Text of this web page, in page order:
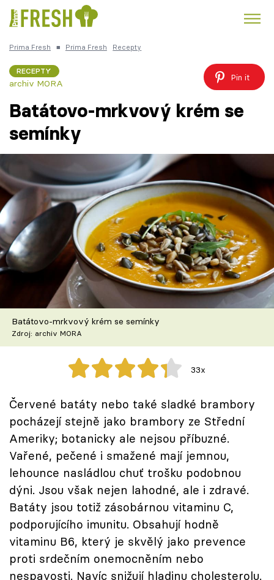
Česká kuchyně
Recepty
Články
TV Program
Škola vaření
Recepty z TV
Speciál: Cuketa
Těhotnej kuchař
Sledujte prima+
Přihlášení
Sledujte nás
Prima Fresh ■ Prima Fresh Recepty
RECEPTY
archiv MORA
Pin it
Batátovo-mrkvový krém se
semínky
Batátovo-mrkvový krém se semínky
Zdroj: archiv MORA
33x
Červené batáty nebo také sladké brambory
pocházejí stejně jako brambory ze Střední
Ameriky; botanicky ale nejsou příbuzné.
Vařené, pečené i smažené mají jemnou,
lehounce nasládlou chuť trošku podobnou
dýni. Jsou však nejen lahodné, ale i zdravé.
Batáty jsou totiž zásobárnou vitaminu C,
podporujícího imunitu. Obsahují hodně
vitaminu B6, který je skvělý jako prevence
proti srdečním onemocněním nebo
nespavosti. Navíc snižují hladinu cholesterolu.